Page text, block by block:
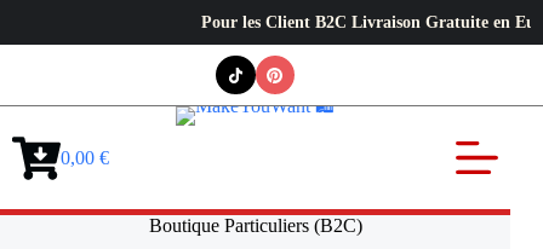
Pour les Client B2C Livraison Gratuite en Europe ✦
Panier0,00 €
Boutique Particuliers (B2C)